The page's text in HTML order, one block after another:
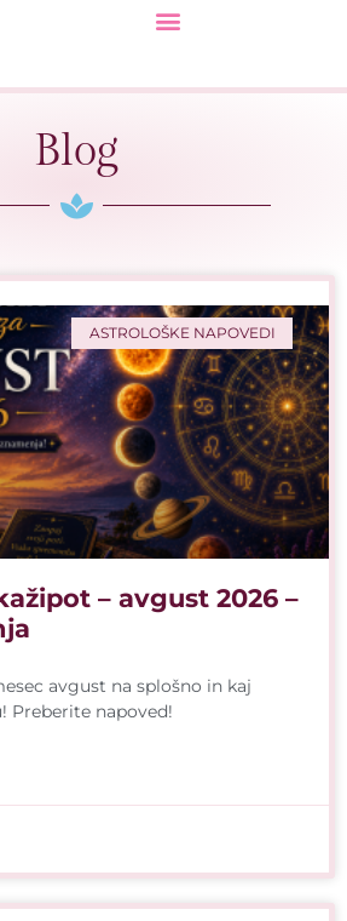
Blog
ASTROLOŠKE NAPOVEDI
– avgust 2026 –
avgust na splošno in kaj
Preberite napoved!